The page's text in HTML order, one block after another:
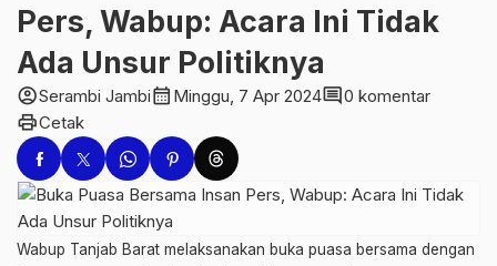
Pers, Wabup: Acara Ini Tidak
Ada Unsur Politiknya
account_circleSerambi Jambicalendar_month Minggu, 7 Apr 2024comment0 komentar
printCetak
Wabup Tanjab Barat melaksanakan buka puasa bersama dengan